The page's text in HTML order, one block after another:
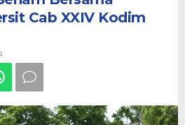
Cab XXIV Kodim